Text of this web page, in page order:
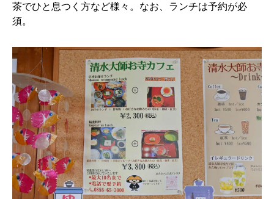
茶でひと息つく方など様々。なお、ランチは予約が必
須。